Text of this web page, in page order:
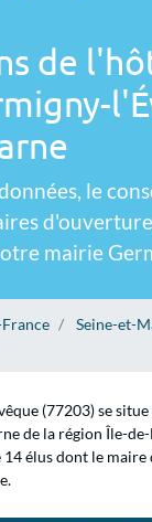
de
le
mairie
Seine-et-
(77203) se situe
de la région Île-
élus dont le maire